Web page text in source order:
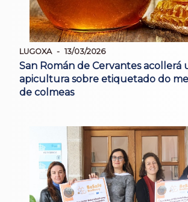
LUGOXA 13/03/2026
San Román de Cervantes acollerá
apicultura sobre etiquetado do
de colmeas